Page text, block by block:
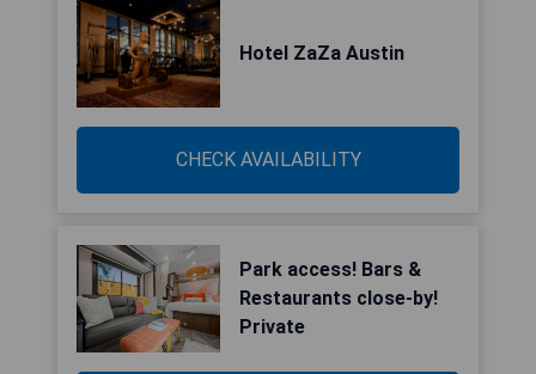
Hotel ZaZa Austin
CHECK AVAILABILITY
Park access! Bars &
Restaurants close-by!
Private